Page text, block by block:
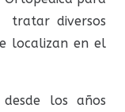
tratar diversos
localizan en el
los años